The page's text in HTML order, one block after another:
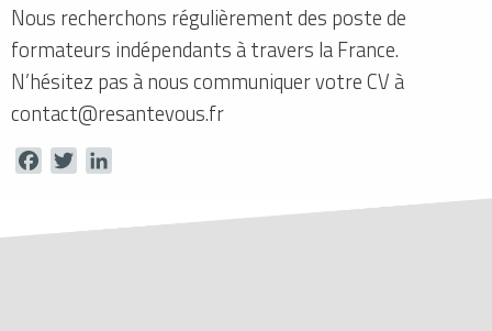
Nous recherchons régulièrement des poste de
formateurs indépendants à travers la France.
N’hésitez pas à nous communiquer votre CV à
contact@resantevous.fr
FacebookTwitter